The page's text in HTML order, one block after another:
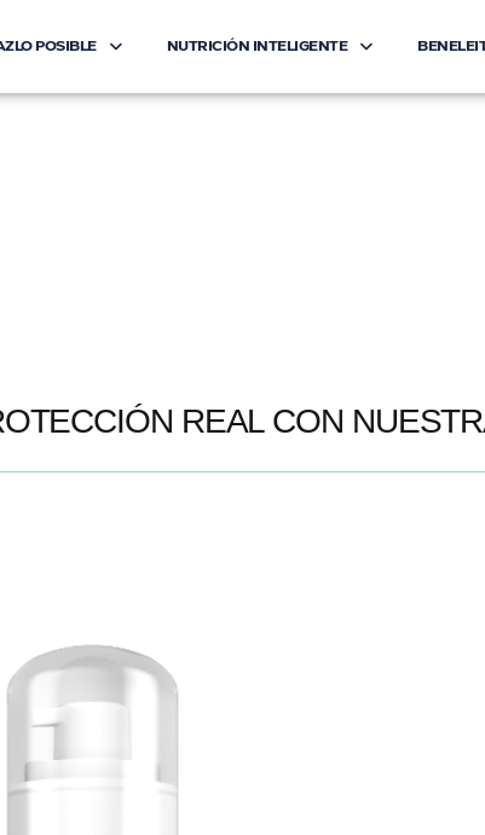
POSIBLE NUTRICIÓN INTELIGENTE
REAL CON